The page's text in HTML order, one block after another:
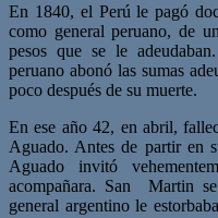
En 1840, el Perú le pagó
como general peruano, de
pesos que se le
peruano abonó las sumas
poco después de su muerte.
En ese año 42, en abril,
Aguado. Antes de partir en
Aguado invitó
acompañara. San Martin
general argentino le